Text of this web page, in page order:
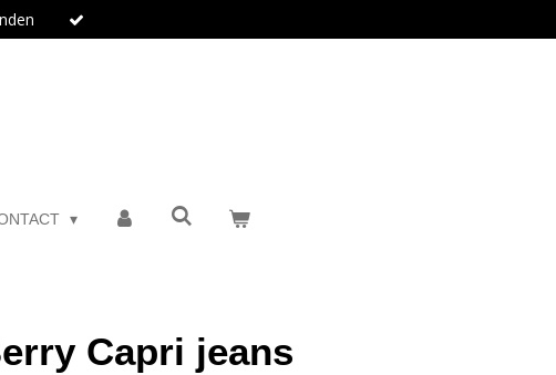
Capri jeans